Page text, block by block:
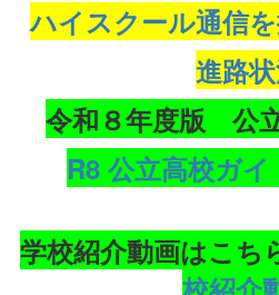
ハイスクール通信を
進路
令和８年度版 公
R8 公立高校ガ
学校紹介動画はこ